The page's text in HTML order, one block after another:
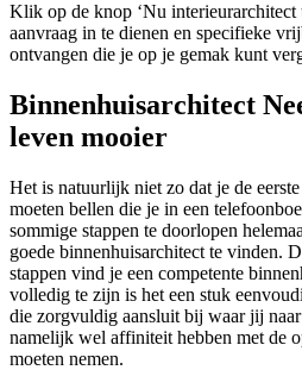
Klik op de knop ‘Nu interieurarchitect
aanvraag in te dienen en specifieke
ontvangen die je op je gemak kunt
Binnenhuisarchitect
leven mooier
Het is natuurlijk niet zo dat je de
moeten bellen die je in een
sommige stappen te doorlopen
goede binnenhuisarchitect te vinden.
stappen vind je een competente
volledig te zijn is het een stuk
die zorgvuldig aansluit bij waar jij
namelijk wel affiniteit hebben met de
moeten nemen.